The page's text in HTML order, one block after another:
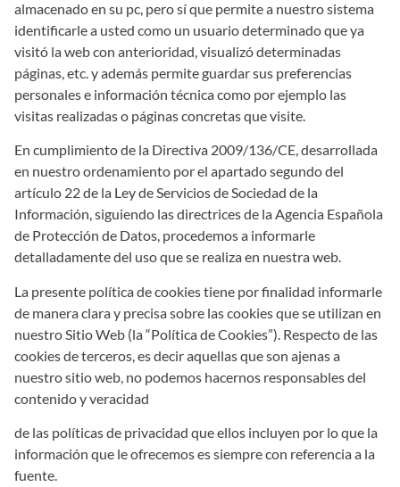
almacenado en su pc, pero sí que permite a nuestro sistema
identificarle a usted como un usuario determinado que ya
visitó la web con anterioridad, visualizó determinadas
páginas, etc. y además permite guardar sus preferencias
personales e información técnica como por ejemplo las
visitas realizadas o páginas concretas que visite.
En cumplimiento de la Directiva 2009/136/CE, desarrollada
en nuestro ordenamiento por el apartado segundo del
artículo 22 de la Ley de Servicios de Sociedad de la
Información, siguiendo las directrices de la Agencia Española
de Protección de Datos, procedemos a informarle
detalladamente del uso que se realiza en nuestra web.
La presente política de cookies tiene por finalidad informarle
de manera clara y precisa sobre las cookies que se utilizan en
nuestro Sitio Web (la “Política de Cookies”). Respecto de las
cookies de terceros, es decir aquellas que son ajenas a
nuestro sitio web, no podemos hacernos responsables del
contenido y veracidad
de las políticas de privacidad que ellos incluyen por lo que la
información que le ofrecemos es siempre con referencia a la
fuente.